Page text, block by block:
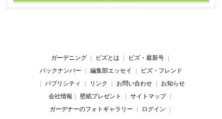
ガーデニング｜ ビズとは ｜ ビズ・最新号｜
バックナンバー ｜ 編集部エッセイ ｜
ビズ・フレンド
｜ パブリシティ ｜ リンク ｜ お問い合わせ｜
お知らせ
会社情報 ｜ 壁紙プレゼント ｜ サイトマップ｜
ガーデナーのフォトギャラリー ｜ ログイン ｜